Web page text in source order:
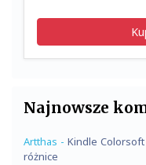
Najnowsze
Artthas - Kindle
różnice